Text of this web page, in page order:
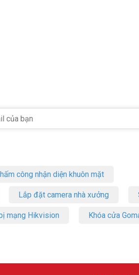
công nhận diện khuôn mặt
Lắp đặt camera nhà xưởng
mạng Hikvision Khóa cửa